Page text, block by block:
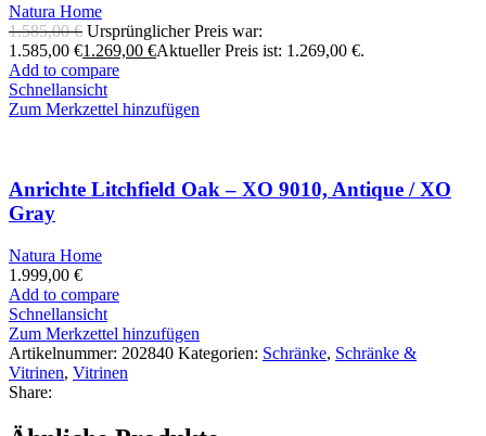
Natura Home
1.585,00€ Ursprünglicher Preis war:
1.585,00 €1.269,00 €Aktueller Preis ist: 1.269,00 €.
Add to compare
Schnellansicht
Zum Merkzettel hinzufügen
Anrichte Litchfield Oak – XO 9010, Antique / XO
Gray
Natura Home
1.999,00 €
Add to compare
Schnellansicht
Zum Merkzettel hinzufügen
Artikelnummer: 202840 Kategorien: Schränke, Schränke &
Vitrinen, Vitrinen
Share: